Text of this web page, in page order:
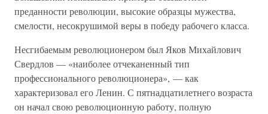
преданности революции, высокие образцы мужества,
смелости, несокрушимой веры в победу рабочего класса.
Несгибаемым революционером был Яков Михайлович
Свердлов — «наиболее отчеканенный тип
профессионального революционера», — как
характеризовал его Ленин. С пятнадцатилетнего возраста
он начал свою революционную работу, полную